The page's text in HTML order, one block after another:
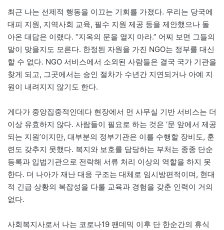
최근 나는 선제적 행동을 이끄는 기회를 가졌다. 우리는 당국에
대피 지원, 지역사회 교육, 필수 지원 제공 등을 제안했으나 돌
아온 대답은 이랬다. “지옥의 문을 열지 마라.” 어찌 보면 그들의
말이 맞을지도 모른다. 한정된 자원을 가진 NGO는 정부를 대신
할 수 없다. NGO 서비스에서 소외된 사람들은 결국 국가 기관을
찾게 되고, 그곳에서는 승인 절차가 수년간 지연되거나 아예 지
원이 내려지지 않기도 한다.
게다가 중앙집중적인데다 현장에서 먼 사무실 기반 서비스는 더
이상 유효하지 않다. 사람들이 필요로 하는 것은 ‘문 앞에서 제공
되는 지원’이지만, 대부분의 정부기관은 이를 수행할 장비도, 훈
련도 갖추지 못했다. 복지와 보호를 담당하는 부처는 종종 단순
등록과 입법기관으로 전락해 서류 처리 이상의 역할을 하지 못
한다. 더 나아가 재난 대응 구조는 대체로 임시방편적이며, 현대
적 긴급 상황의 복잡성을 다룰 교육과 경험을 갖춘 인력이 거의
없다.
사회복지사로서 나는 코로나19 팬데믹 이후 단 한순간의 휴식